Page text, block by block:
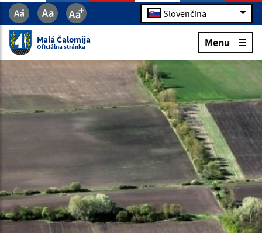
Slovenčina
Malá Čalomija
Oficiálna stránka Menu